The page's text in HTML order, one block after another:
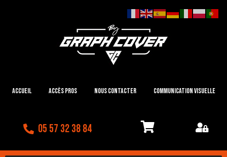
Accueil Accès Pros Nous contacter Communication visuelle
05 57 32 38 84